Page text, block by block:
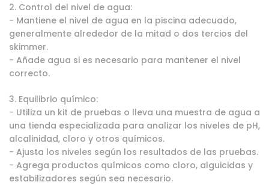
2. Control del nivel de agua:
- Mantiene el nivel de agua en la piscina adecuado,
generalmente alrededor de la mitad o dos tercios del
skimmer.
- Añade agua si es necesario para mantener el nivel
correcto.
3. Equilibrio químico:
- Utiliza un kit de pruebas o lleva una muestra de agua a
una tienda especializada para analizar los niveles de pH,
alcalinidad, cloro y otros químicos.
- Ajusta los niveles según los resultados de las pruebas.
- Agrega productos químicos como cloro, alguicidas y
estabilizadores según sea necesario.